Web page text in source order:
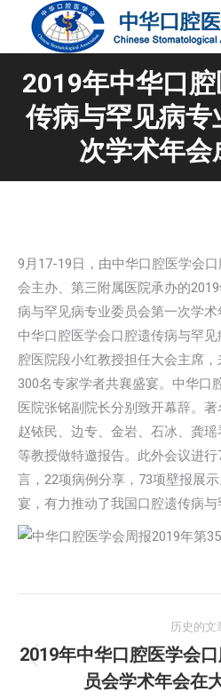
2019年中华口
传病与罕见病
次学术年会
9月17-19日，由中华口腔医学会
会主办、第三附属医院承办的
病与罕见病专业委员会第一次学术
中华口腔医学会口腔遗传病与罕
腔医院段小红教授担任大会主席
300名专家学者共襄盛宴。中华口
医院张铭副院长分别致开幕辞。
赵铱民、边专、金岩、石冰、龚
等教授做特邀报告。此外会议进
言，22项病例分享，73项壁报展
宴，有力推动了我国口腔遗传病与
章
历史的文
历
史
2019年中华口腔医学会
员会学术年会在